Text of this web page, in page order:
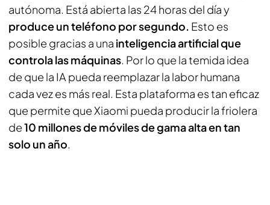
autónoma. Está abierta las 24 horas del día y
produce un teléfono por segundo. Esto es
posible gracias a una inteligencia artificial que
controla las máquinas. Por lo que la temida idea
de que la IA pueda reemplazar la labor humana
cada vez es más real. Esta plataforma es tan eficaz
que permite que Xiaomi pueda producir la friolera
de10 millones de móviles de gama alta en tan
solo un año.